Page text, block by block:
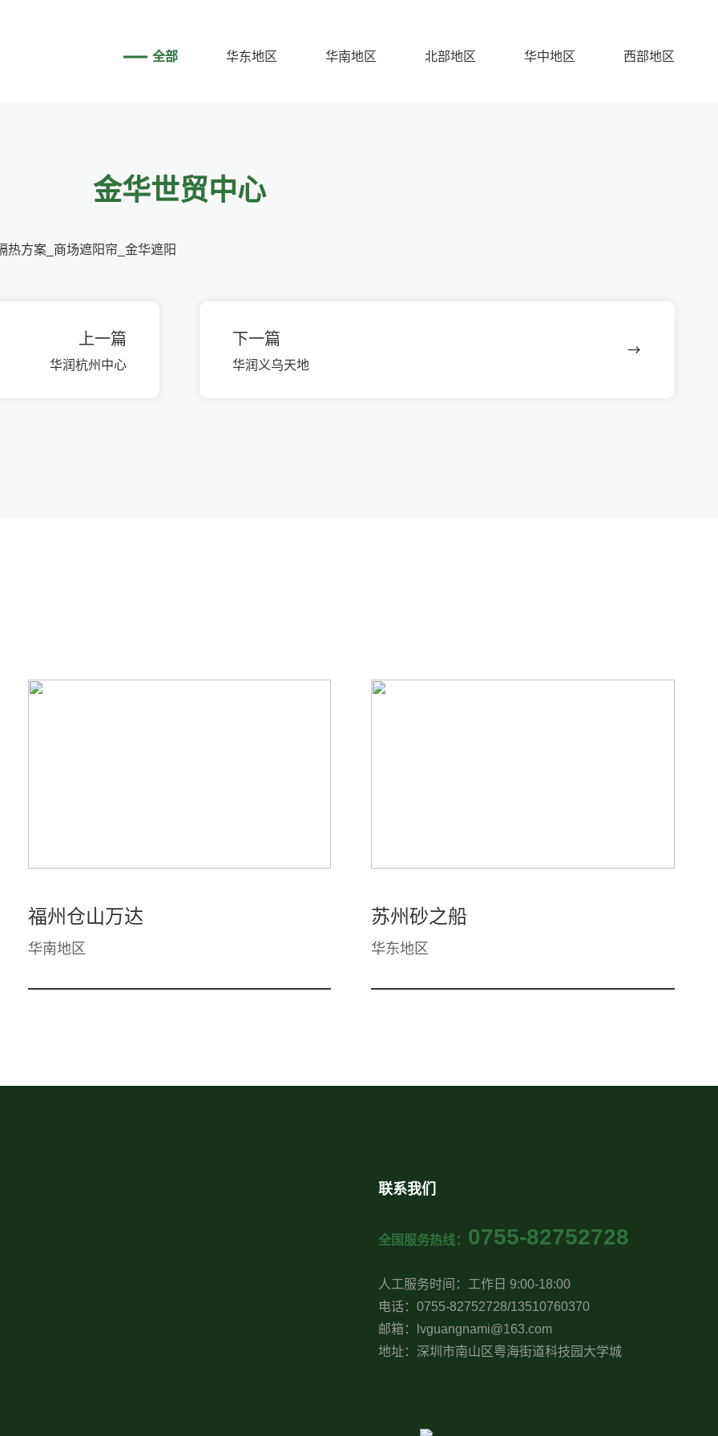
全部 华东地区 华南地区 北部地区 华中地区 西部地区
金华世贸中心
热方案_商场遮阳帘_金华遮阳
上一篇
华润杭州中心
下一篇
华润义乌天地
福州仓山万达
华南地区
苏州砂之船
华东地区
联系我们
全国服务热线： 0755-82752728
人工服务时间：工作日 9:00-18:00
电话：0755-82752728/13510760370
邮箱：lvguangnami@163.com
地址：深圳市南山区粤海街道科技园大学城